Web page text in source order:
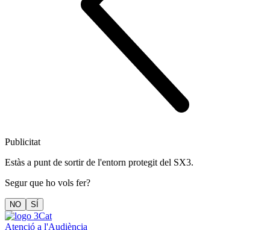
Publicitat
Estàs a punt de sortir de l'entorn protegit del SX3.
Segur que ho vols fer?
NO SÍ
Atenció a l'Audiència